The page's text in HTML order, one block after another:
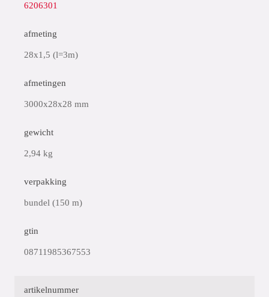
6206301
afmeting
28x1,5 (l=3m)
afmetingen
3000x28x28 mm
gewicht
2,94 kg
verpakking
bundel (150 m)
gtin
08711985367553
artikelnummer